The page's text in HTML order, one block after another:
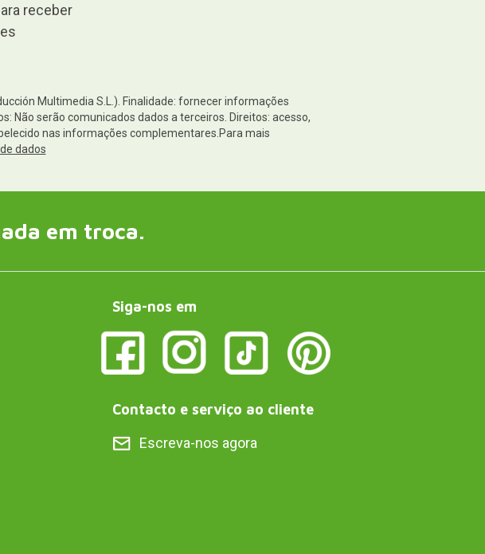
receber
Multimedia S.L.). Finalidade: fornecer informações
Não serão comunicados dados a terceiros. Direitos: acesso,
nas informações complementares.Para mais
dados
em troca.
Siga-nos em
Contacto e serviço ao cliente
Escreva-nos agora